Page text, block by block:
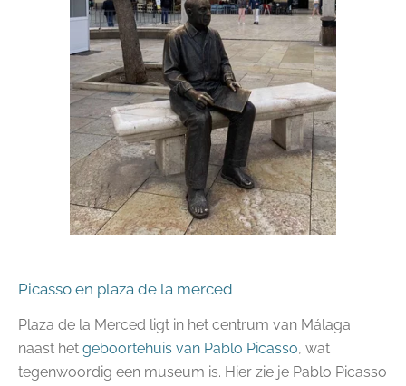
Picasso en plaza de la merced
Plaza de la Merced ligt in het centrum van Málaga
naast het geboortehuis van Pablo Picasso, wat
tegenwoordig een museum is. Hier zie je Pablo Picasso